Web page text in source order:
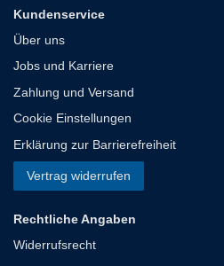
Kundenservice
Über uns
Jobs und Karriere
Zahlung und Versand
Cookie Einstellungen
Erklärung zur Barrierefreiheit
Vertrag widerrufen
Rechtliche Angaben
Widerrufsrecht